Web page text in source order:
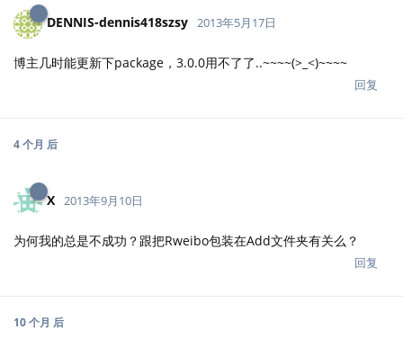
DENNIS-dennis418szsy 2013年5月17日
博主几时能更新下package，3.0.0用不了了..~~~~(>_<)~~~~
回复
4 个月 后
X 2013年9月10日
为何我的总是不成功？跟把Rweibo包装在Add文件夹有关么？
回复
10 个月 后